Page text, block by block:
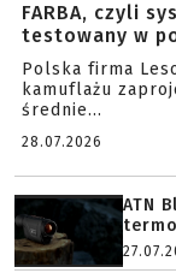
FARBA, czyli
testowany w
Polska firma
kamuflażu
średnie...
28.07.2026
ATN